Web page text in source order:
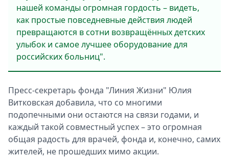
нашей команды огромная гордость – видеть,
как простые повседневные действия людей
превращаются в сотни возвращённых детских
улыбок и самое лучшее оборудование для
российских больниц".
Пресс-секретарь фонда "Линия Жизни" Юлия
Витковская добавила, что со многими
подопечными они остаются на связи годами, и
каждый такой совместный успех – это огромная
общая радость для врачей, фонда и, конечно, самих
жителей, не прошедших мимо акции.